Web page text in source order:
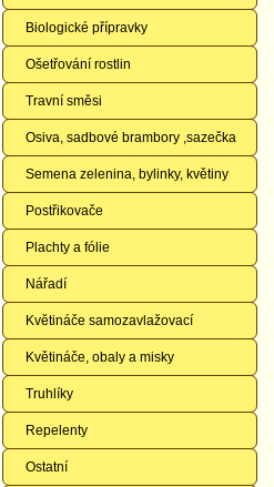
Biologické přípravky
Ošetřování rostlin
Travní směsi
Osiva, sadbové brambory ,sazečka
Semena zelenina, bylinky, květiny
Postřikovače
Plachty a fólie
Nářadí
Květináče samozavlažovací
Květináče, obaly a misky
Truhlíky
Repelenty
Ostatní